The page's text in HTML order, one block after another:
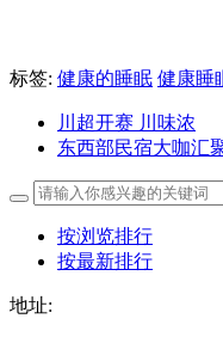
标签: 健康的睡眠 健康睡
川超开赛 川味浓
东西部民宿大咖汇
按浏览排行
按最新排行
地址: